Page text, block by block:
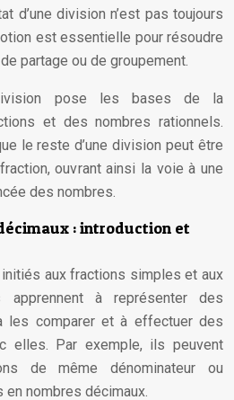
d’une division n’est pas toujours
est essentielle pour résoudre
partage ou de groupement.
pose les bases de la
et des nombres rationnels.
le reste d’une division peut être
ouvrant ainsi la voie à une
des nombres.
: introduction et
aux fractions simples et aux
apprennent à représenter des
les comparer et à effectuer des
elles. Par exemple, ils peuvent
de même dénominateur ou
nombres décimaux.